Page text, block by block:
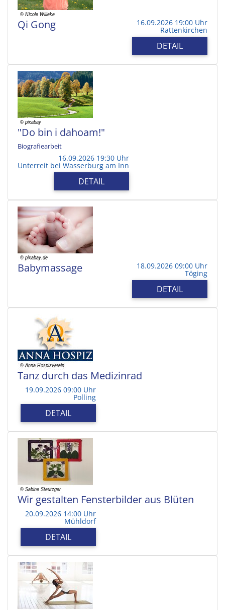
Qi Gong 16.09.2026 19:00 Uhr
Rattenkirchen
DETAIL
"Do bin i dahoam!"
Biografiearbeit
16.09.2026 19:30 Uhr
Unterreit bei Wasserburg am Inn
DETAIL
Babymassage 18.09.2026 09:00 Uhr
Töging
DETAIL
Tanz durch das Medizinrad
19.09.2026 09:00 Uhr
Polling
DETAIL
Wir gestalten Fensterbilder aus Blüten
20.09.2026 14:00 Uhr
Mühldorf
DETAIL